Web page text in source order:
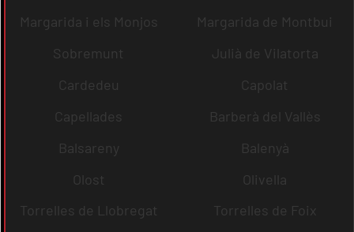
Margarida i els Monjos
Margarida de Montbui
Sobremunt
Julià de Vilatorta
Cardedeu
Capolat
Capellades
Barberà del Vallès
Balsareny
Balenyà
Olost
Olivella
Torrelles de Llobregat
Torrelles de Foix